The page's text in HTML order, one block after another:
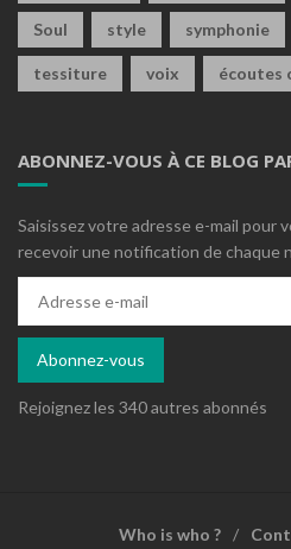
Soul style symphonie
tessiture voix écoutes
ABONNEZ-VOUS À CE BLOG
Saisissez votre adresse e-mail pour
recevoir une notification de chaque
mail
Abonnez-vous
Rejoignez les 340 autres abonnés
Who is who ?